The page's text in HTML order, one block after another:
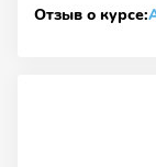
Отзыв о курсе: